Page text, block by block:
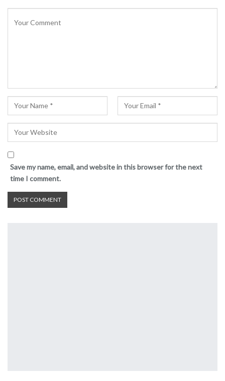
Save my name, email, and website in this browser for the next
time I comment.